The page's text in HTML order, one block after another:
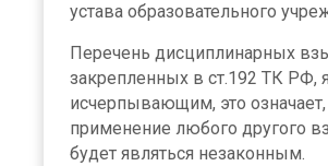
устава образовательного
Перечень дисциплинарных
закрепленных в ст.192 ТК РФ,
исчерпывающим, это означает,
применение любого другого
будет являться незаконным.